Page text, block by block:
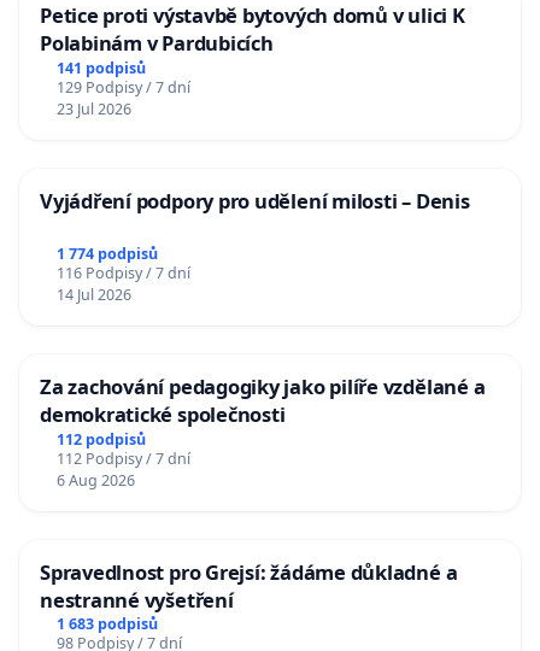
Petice proti výstavbě bytových domů v ulici K
Polabinám v Pardubicích
141 podpisů
129 Podpisy / 7 dní
23 Jul 2026
Vyjádření podpory pro udělení milosti – Denis
1 774 podpisů
116 Podpisy / 7 dní
14 Jul 2026
Za zachování pedagogiky jako pilíře vzdělané a
demokratické společnosti
112 podpisů
112 Podpisy / 7 dní
6 Aug 2026
Spravedlnost pro Grejsí: žádáme důkladné a
nestranné vyšetření
1 683 podpisů
98 Podpisy / 7 dní